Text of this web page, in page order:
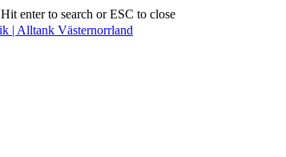
Hit enter to search or ESC to close